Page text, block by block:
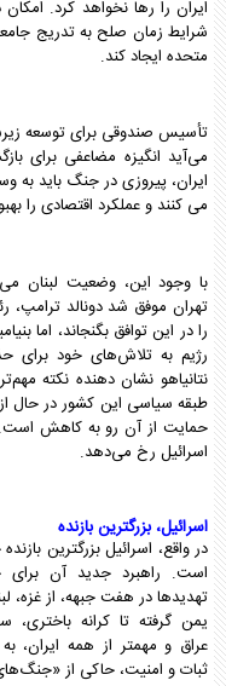
ایران را رها نخواهد کرد.
شرایط زمان صلح به تدریج
متحده ایجاد کند.
تأسیس صندوقی برای توسعه
می‌آید انگیزه مضاعفی برای
ایران، پیروزی در جنگ باید
می کنند و عملکرد اقتصادی را
با وجود این، وضعیت لبنان
تهران موفق شد دونالد ترامپ،
را در این توافق بگنجاند، اما
رژیم به تلاش‌های خود برای
نتانیاهو نشان دهنده نکته
طبقه سیاسی این کشور در حال
حمایت از آن رو به کاهش است.
اسرائیل رخ می‌دهد.
اسرائیل، بزرگترین بازنده
در واقع، اسرائیل بزرگترین
است. راهبرد جدید آن
تهدیدها در هفت جبهه، از غزه،
یمن گرفته تا کرانه باختری،
عراق و مهمتر از همه ایران،
ثبات و امنیت، حاکی از